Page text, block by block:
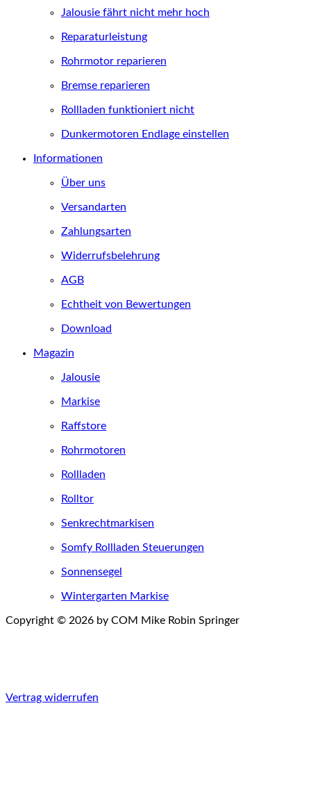
Jalousie fährt nicht mehr hoch
Reparaturleistung
Rohrmotor reparieren
Bremse reparieren
Rollladen funktioniert nicht
Dunkermotoren Endlage einstellen
Informationen
Über uns
Versandarten
Zahlungsarten
Widerrufsbelehrung
AGB
Echtheit von Bewertungen
Download
Magazin
Jalousie
Markise
Raffstore
Rohrmotoren
Rollladen
Rolltor
Senkrechtmarkisen
Somfy Rollladen Steuerungen
Sonnensegel
Wintergarten Markise
Copyright © 2026 by COM Mike Robin Springer
Vertrag widerrufen